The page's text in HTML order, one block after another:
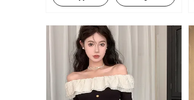
estilosa Malha Tomara que caia Top